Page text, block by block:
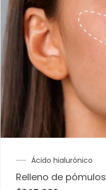
Ácido hialurónico
Relleno de pómulos